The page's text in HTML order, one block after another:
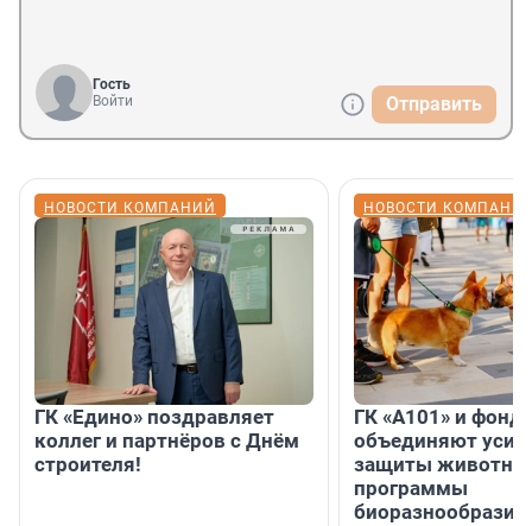
Гость
Войти
Отправить
НОВОСТИ КОМПАНИЙ
ГК «Едино» поздравляет
коллег и партнёров с Днём
строителя!
НОВОСТИ
ГК «А101» и фонд
объединяют
защиты
программы
биоразнообразия